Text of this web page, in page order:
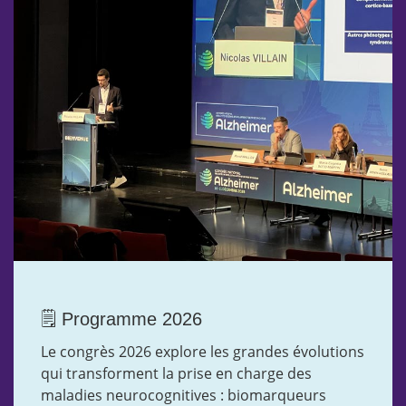
🗒️ Programme 2026
Le congrès 2026 explore les grandes évolutions
qui transforment la prise en charge des
maladies neurocognitives : biomarqueurs